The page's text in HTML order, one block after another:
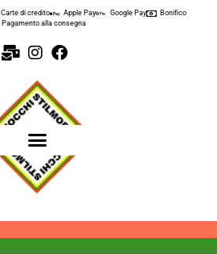
Carte di credito Apple Pay Google Pay
Bonifico
Pagamento alla consegna